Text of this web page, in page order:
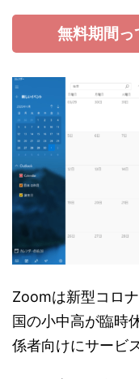
無料期間っ
Zoomは新型コロ
国の小中高が臨時
係者向けにサービ